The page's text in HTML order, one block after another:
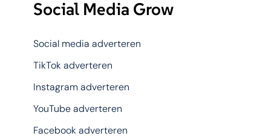
Social Media Grow
Social media adverteren
TikTok adverteren
Instagram adverteren
YouTube adverteren
Facebook adverteren